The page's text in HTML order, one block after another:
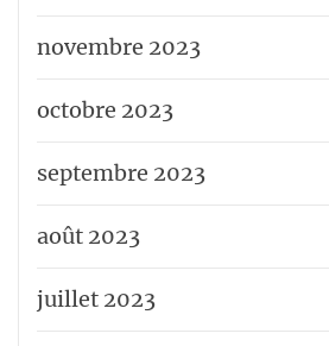
novembre 2023
octobre 2023
septembre 2023
août 2023
juillet 2023